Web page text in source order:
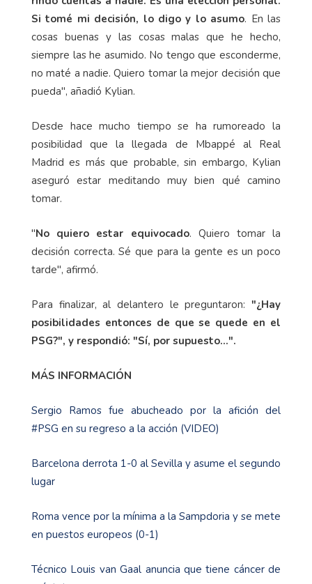
Si tomé mi decisión, lo digo y lo asumo. En las
cosas buenas y las cosas malas que he hecho,
siempre las he asumido. No tengo que esconderme,
no maté a nadie. Quiero tomar la mejor decisión que
pueda", añadió Kylian.
Desde hace mucho tiempo se ha rumoreado la
posibilidad que la llegada de Mbappé al Real
Madrid es más que probable, sin embargo, Kylian
aseguró estar meditando muy bien qué camino
tomar.
"No quiero estar equivocado. Quiero tomar la
decisión correcta. Sé que para la gente es un poco
tarde", afirmó.
Para finalizar, al delantero le preguntaron: "¿Hay
posibilidades entonces de que se quede en el
PSG?", y respondió: "Sí, por supuesto...".
MÁS INFORMACIÓN
Sergio Ramos fue abucheado por la afición del
#PSG en su regreso a la acción (VIDEO)
Barcelona derrota 1-0 al Sevilla y asume el segundo
lugar
Roma vence por la mínima a la Sampdoria y se mete
en puestos europeos (0-1)
Técnico Louis van Gaal anuncia que tiene cáncer de